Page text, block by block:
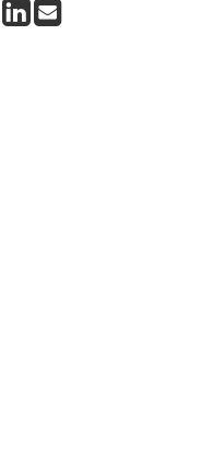
observador na Cimeira de